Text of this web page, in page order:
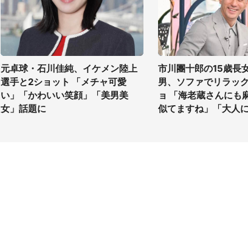
元卓球・石川佳純、イケメン陸上
選手と2ショット 「メチャ可愛
い」「かわいい笑顔」「美男美
女」話題に
市川團十郎の15歳長
男、ソファでリラッ
ョ 「海老蔵さんにも
似てますね」「大人